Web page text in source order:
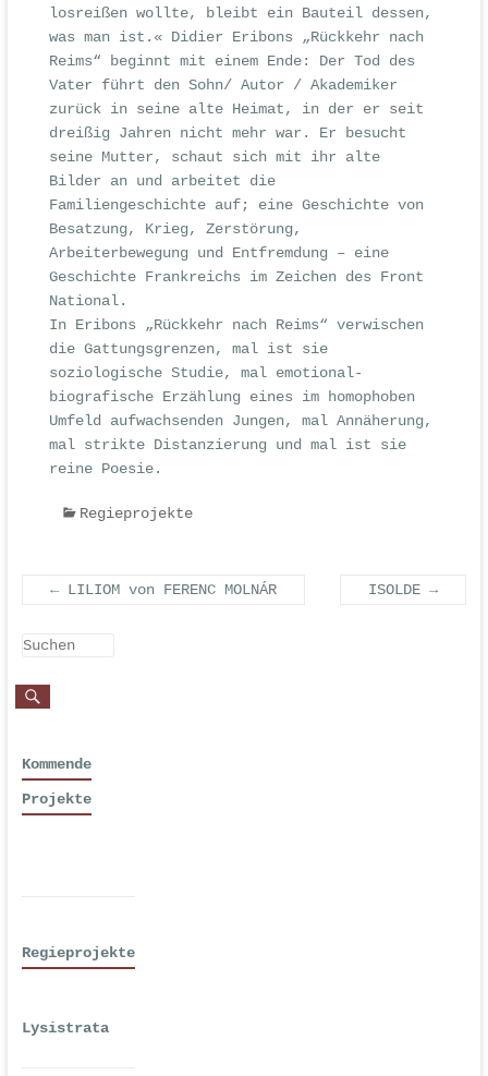
losreißen wollte, bleibt ein Bauteil dessen,
was man ist.« Didier Eribons „Rückkehr nach
Reims“ beginnt mit einem Ende: Der Tod des
Vater führt den Sohn/ Autor / Akademiker
zurück in seine alte Heimat, in der er seit
dreißig Jahren nicht mehr war. Er besucht
seine Mutter, schaut sich mit ihr alte
Bilder an und arbeitet die
Familiengeschichte auf; eine Geschichte von
Besatzung, Krieg, Zerstörung,
Arbeiterbewegung und Entfremdung – eine
Geschichte Frankreichs im Zeichen des Front
National.
In Eribons „Rückkehr nach Reims“ verwischen
die Gattungsgrenzen, mal ist sie
soziologische Studie, mal emotional-
biografische Erzählung eines im homophoben
Umfeld aufwachsenden Jungen, mal Annäherung,
mal strikte Distanzierung und mal ist sie
reine Poesie.
Regieprojekte
←LILIOM von FERENC MOLNÁR ISOLDE→
Kommende
Projekte
Regieprojekte
Lysistrata